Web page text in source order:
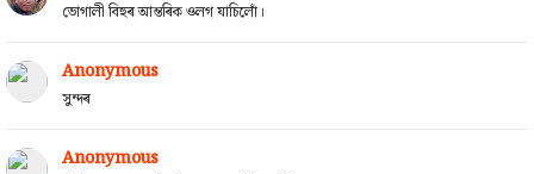
ভোগালী বিহুৰ আন্তৰিক ওলগ যাচিলোঁ।
Anonymous
সুন্দৰ
Anonymous